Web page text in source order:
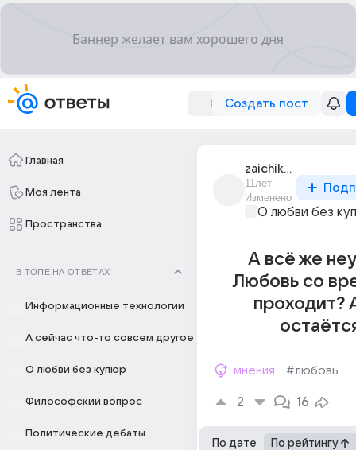
Создать пост
Главная
Моя лента
Пространства
В ТОПЕ НА ОТВЕТАХ
Информационные технологии
А сейчас что-то совсем другое
О любви без купюр
Философский вопрос
Политические дебаты
zaichik_serenkii_1
11лет
Изменено
О любви без
А всё же
Любовь со
проходит?
мнения #любовь
2 16
По дате По рейтингу